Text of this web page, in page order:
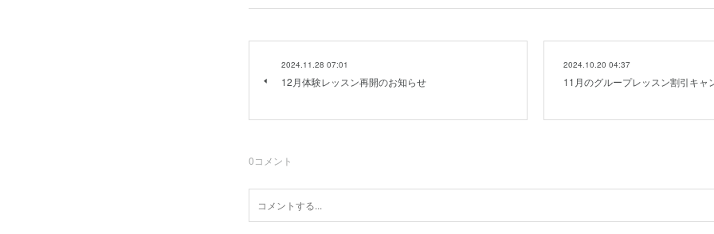
2024.11.28 07:01
12月体験レッスン再開のお知らせ
2024.10.20 04:37
11月のグループレッスン割引キャ
0コメント